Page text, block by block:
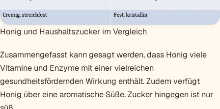
Honig und Haushaltszucker im Vergleich
Zusammengefasst kann gesagt werden, dass Honig viele
Vitamine und Enzyme mit einer vielreichen
gesundheitsfördernden Wirkung enthält. Zudem verfügt
Honig über eine aromatische Süße. Zucker hingegen ist nur